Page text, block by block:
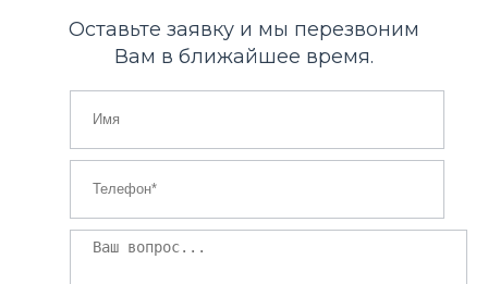
Оставьте заявку и мы перезвоним
Вам в ближайшее время.